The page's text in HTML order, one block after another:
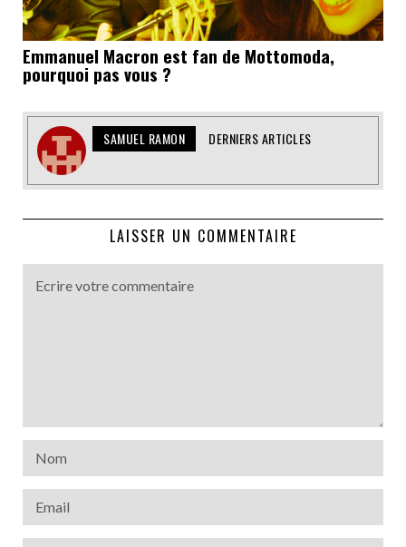
Emmanuel Macron est fan de Mottomoda,
pourquoi pas vous ?
SAMUEL RAMON DERNIERS ARTICLES
LAISSER UN COMMENTAIRE